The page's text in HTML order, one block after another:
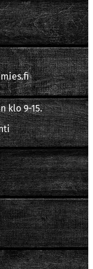
klo 9-15.